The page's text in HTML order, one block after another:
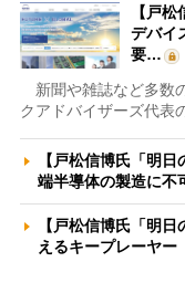
【戸
デバイ
要…
新聞や雑誌など多数
クアドバイザーズ代表
【戸松信博氏「明
端半導体の製造に
【戸松信博氏「明
えるキープレーヤ